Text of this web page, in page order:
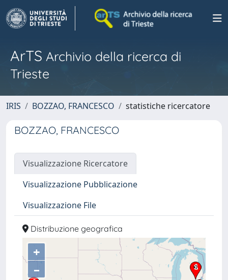
ArTS Archivio della ricerca di
Trieste
IRIS BOZZAO, FRANCESCO statistiche ricercatore
BOZZAO, FRANCESCO
Visualizzazione Ricercatore
Visualizzazione Pubblicazione
Visualizzazione File
Distribuzione geografica
+
–